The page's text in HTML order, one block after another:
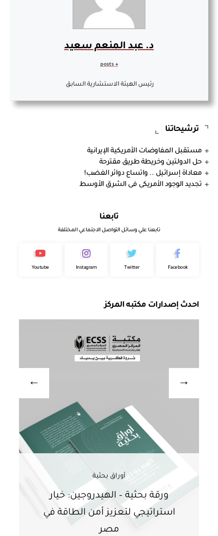
د. عبد المنعم سعيد
رئيس الهيئة الاستشارية السابق
ترشيحاتنا
مستقبل المفاوضات الأمريكية الإيرانية
حل الدولتين وخريطة طريق مقترحة
معاداة إسرائيل .. واتساع دوائر الغضب!
تجديد الوجود الأمريكى فى الشرق الأوسط
تابعنا
تابعنا علي وسائل التواصل الاجتماعي المختلفة
Facebook
Twitter
Instagram
Youtube
احدث إصدارات مكتبه المركز
أوراق بحثية
ورقة بحثية – الهيدروجين: خيار
استراتيجي لتعزيز أمن الطاقة في
مصر